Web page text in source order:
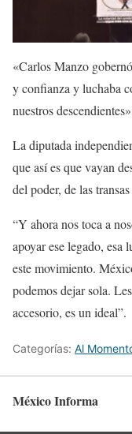
«Carlos Manzo
y confianza y luchaba
nuestros
La diputada
que así es que vayan
del poder, de las
“Y ahora nos toca a
apoyar ese legado, esa
este movimiento.
podemos dejar sola.
accesorio, es un ideal”.
Categorías: Al
México Informa